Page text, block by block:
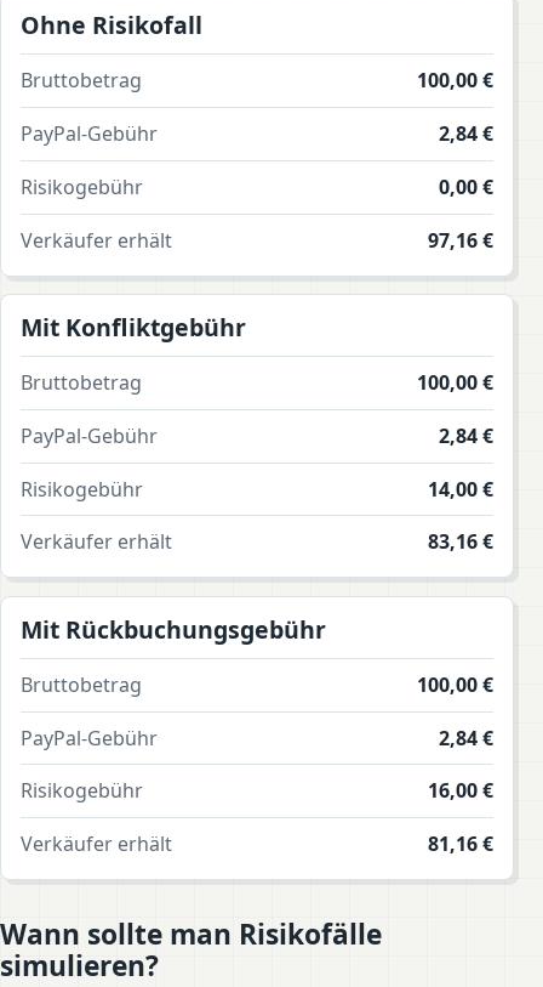
Ohne Risikofall
Bruttobetrag
100,00 €
PayPal-Gebühr
2,84 €
Risikogebühr
0,00 €
Verkäufer erhält
97,16 €
Mit Konfliktgebühr
Bruttobetrag
100,00 €
PayPal-Gebühr
2,84 €
Risikogebühr
14,00 €
Verkäufer erhält
83,16 €
Mit Rückbuchungsgebühr
Bruttobetrag
100,00 €
PayPal-Gebühr
2,84 €
Risikogebühr
16,00 €
Verkäufer erhält
81,16 €
Wann sollte man Risikofälle
simulieren?